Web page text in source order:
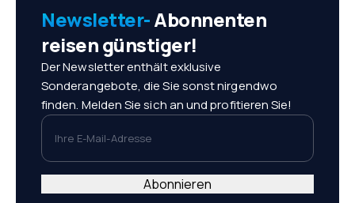
Newsletter-Abonnenten
reisen günstiger!
Der Newsletter enthält exklusive
Sonderangebote, die Sie sonst nirgendwo
finden. Melden Sie sich an und profitieren Sie!
Ihre E-Mail-Adresse
Abonnieren